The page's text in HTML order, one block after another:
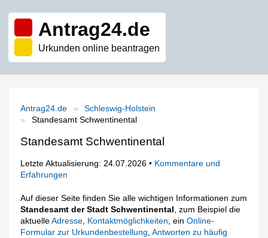
Antrag24.de
Urkunden online beantragen
Antrag24.de
Schleswig-Holstein
Standesamt Schwentinental
Standesamt Schwentinental
Letzte Aktualisierung: 24.07.2026 • Kommentare und
Erfahrungen
Auf dieser Seite finden Sie alle wichtigen Informationen zum
Standesamt der Stadt Schwentinental , zum Beispiel die
aktuelleAdresse Kontaktmöglichkeiten , einOnline-
Formular zur Urkundenbestellung ,Antworten zu häufig